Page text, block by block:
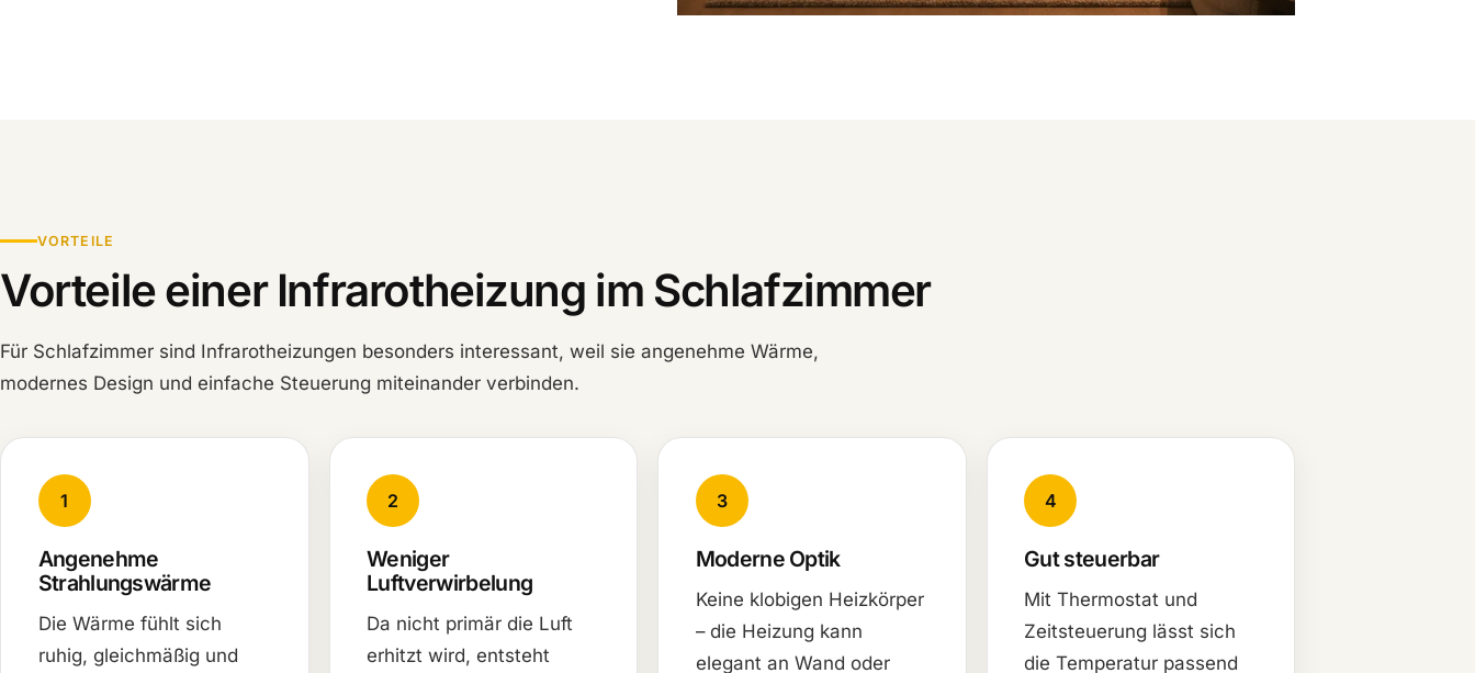
VORTEILE
Vorteile einer Infrarotheizung im Schlafzimmer
Für Schlafzimmer sind Infrarotheizungen besonders interessant, weil sie angenehme Wärme,
modernes Design und einfache Steuerung miteinander verbinden.
1
Angenehme
Strahlungswärme
Die Wärme fühlt sich
ruhig, gleichmäßig und
2
Weniger
Luftverwirbelung
Da nicht primär die Luft
erhitzt wird, entsteht
3
Moderne Optik
Keine klobigen Heizkörper
– die Heizung kann
elegant an Wand oder
4
Gut steuerbar
Mit Thermostat und
Zeitsteuerung lässt sich
die Temperatur passend